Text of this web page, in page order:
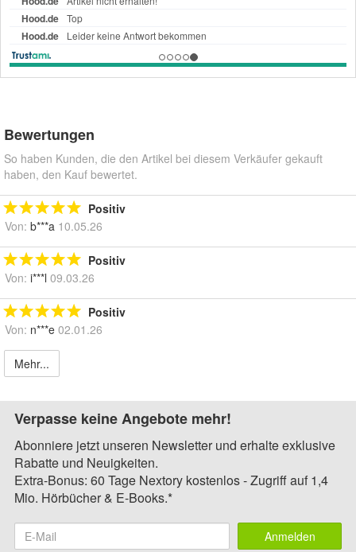
Bewertungen
So haben Kunden, die den Artikel bei diesem Verkäufer gekauft
haben, den Kauf bewertet.
Positiv
Von: b***a 10.05.26
Positiv
Von: i***l 09.03.26
Positiv
Von: n***e 02.01.26
Mehr...
Verpasse keine Angebote mehr!
Abonniere jetzt unseren Newsletter und erhalte exklusive
Rabatte und Neuigkeiten.
Extra-Bonus: 60 Tage Nextory kostenlos - Zugriff auf 1,4
Mio. Hörbücher & E-Books.*
Anmelden